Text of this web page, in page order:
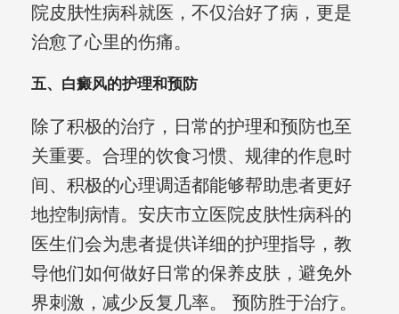
院皮肤性病科就医，不仅治好了病，更是
治愈了心里的伤痛。
五、白癜风的护理和预防
除了积极的治疗，日常的护理和预防也至
关重要。合理的饮食习惯、规律的作息时
间、积极的心理调适都能够帮助患者更好
地控制病情。安庆市立医院皮肤性病科的
医生们会为患者提供详细的护理指导，教
导他们如何做好日常的保养皮肤，避免外
界刺激，减少反复几率。 预防胜于治疗。